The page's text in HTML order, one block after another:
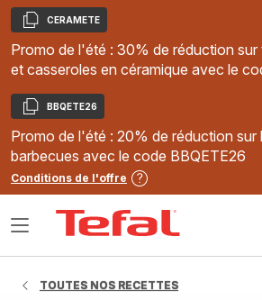
Copier
CERAMETE
Promo de l'été : 30% de réduction
et casseroles en céramique avec le
Copier
BBQETE26
Promo de l'été : 20% de réduction sur
barbecues avec le code BBQETE26
Conditions de l'offre
Ouvrir
TOUTES NOS RECETTES